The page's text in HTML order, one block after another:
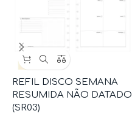
REFIL DISCO SEMANA
RESUMIDA NÃO DATADO
(SR03)